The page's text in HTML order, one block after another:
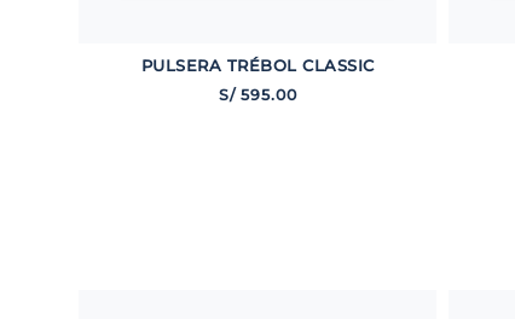
PULSERA TRÉBOL CLASSIC
S/ 595.00